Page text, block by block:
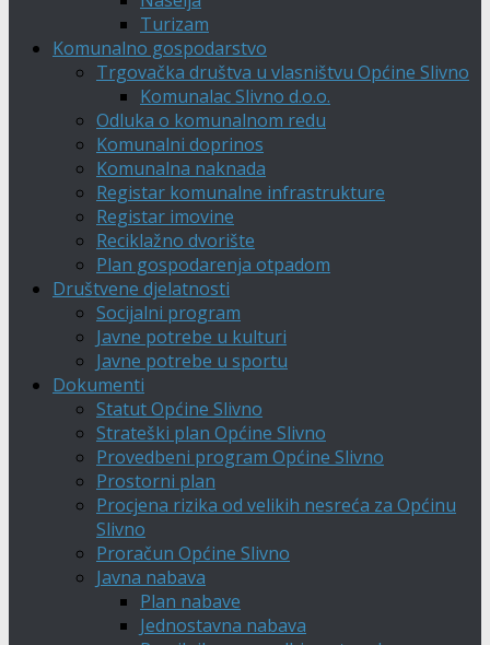
Turizam
Komunalno gospodarstvo
Trgovačka društva u vlasništvu Općine Slivno
Komunalac Slivno d.o.o.
Odluka o komunalnom redu
Komunalni doprinos
Komunalna naknada
Registar komunalne infrastrukture
Registar imovine
Reciklažno dvorište
Plan gospodarenja otpadom
Društvene djelatnosti
Socijalni program
Javne potrebe u kulturi
Javne potrebe u sportu
Dokumenti
Statut Općine Slivno
Strateški plan Općine Slivno
Provedbeni program Općine Slivno
Prostorni plan
Procjena rizika od velikih nesreća za Općinu
Slivno
Proračun Općine Slivno
Javna nabava
Plan nabave
Jednostavna nabava